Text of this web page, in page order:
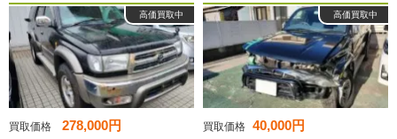
高価買取中
買取価格 278,000円
高価買取中
買取価格 40,000円